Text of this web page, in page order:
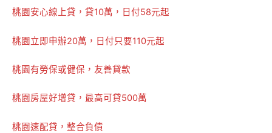
桃園安心線上貸，貸10萬，日付58元起
桃園立即申辦20萬，日付只要110元起
桃園有勞保或健保，友善貸款
桃園房屋好增貸，最高可貸500萬
桃園速配貸，整合負債